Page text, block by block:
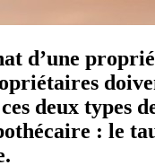
d’une
deux types
: le